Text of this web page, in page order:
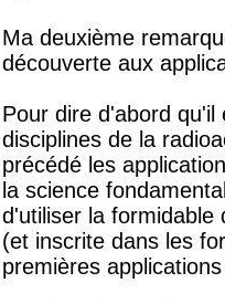
Ma deuxième
découverte aux
Pour dire d'abord
disciplines de la
précédé les
la science
d'utiliser la formidable
(et inscrite dans les
premières